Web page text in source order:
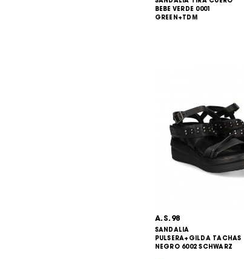
BEBE VERDE 0001
GREEN+TDM
A.S.98
SANDALIA
PULSERA+GILDA TACHAS
NEGRO 6002 SCHWARZ